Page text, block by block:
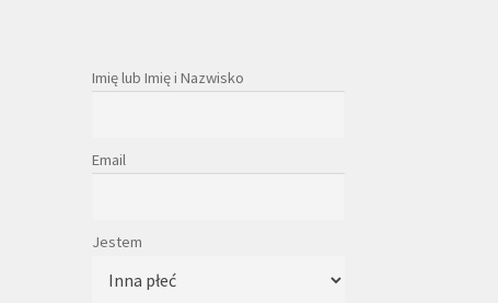
Imię lub Imię i Nazwisko
Email
Jestem